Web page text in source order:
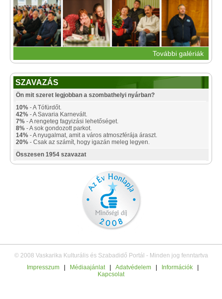
További galériák
SZAVAZÁS
Ön mit szeret legjobban a szombathelyi nyárban?
10% - A Tófürdőt.
42% - A Savaria Karnevált.
7% - A rengeteg fagyizási lehetőséget.
8% - A sok gondozott parkot.
14% - A nyugalmat, amit a város atmoszférája áraszt.
20% - Csak az számít, hogy igazán meleg legyen.
Összesen 1954 szavazat
© 2008 Vaskarika Kulturális és Szabadidő Portál - Minden jog fenntartva
Impresszum
Médiaajánlat Adatvédelem Információk
Kapcsolat